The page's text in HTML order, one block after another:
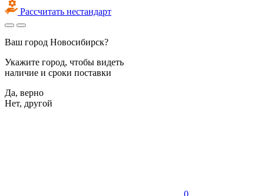
Рассчитать нестандарт
Ваш город Новосибирск?
Укажите город, чтобы видеть
наличие и сроки поставки
Да, верно
Нет, другой